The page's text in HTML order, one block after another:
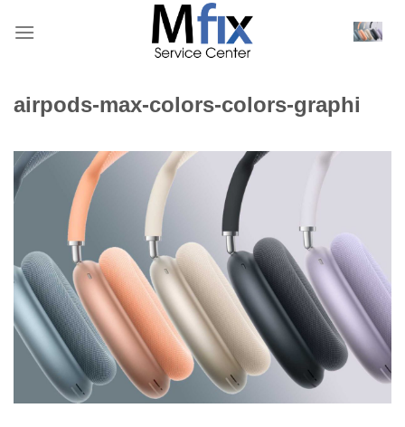
qua
airpods-max-colors-colors-graphi